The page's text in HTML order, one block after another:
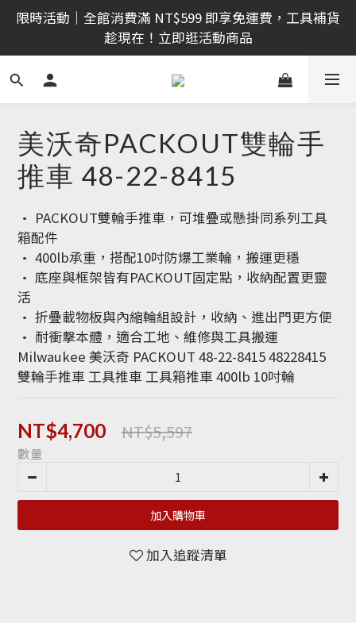
限時活動｜全館消費滿 NT$599 即享免運費，工具補貨
趁現在！立即逛活動商品
限時活動｜全館消費滿 NT$599 即享免運費，工具補貨
趁現在！立即逛活動商品
🔧 DIY 夢想實現家！入門工具組，新手也能輕鬆上手
※加入會員※
🔨 電動工具熱銷中！馬力強勁，助您輕鬆完成任務 ※
加入會員※
限時活動｜全館消費滿 NT$599 即享免運費，工具補貨
美沃奇PACKOUT雙輪手
推車 48-22-8415
• PACKOUT雙輪手推車，可堆疊或懸掛同系列工具
箱配件
• 400lb承重，搭配10吋防爆工業輪，搬運更穩
• 底座與框架皆有PACKOUT固定點，收納配置更靈
活
• 折疊載物板與內縮輪組設計，收納、進出門更方便
• 耐衝擊本體，適合工地、維修與工具搬運
Milwaukee 美沃奇 PACKOUT 48-22-8415 48228415
雙輪手推車 工具推車 工具箱推車 400lb 10吋輪
NT$4,700 NT$5,597
數量
加入購物車
加入追蹤清單